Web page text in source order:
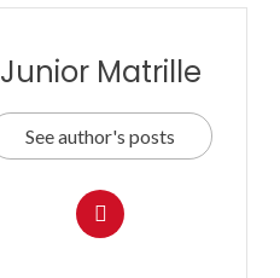
Junior Matrille
See author's posts